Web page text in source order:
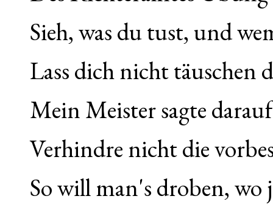
Sieh, was du tust, und
Lass dich nicht täuschen
Mein Meister sagte
Verhindre nicht die
So will man's droben, wo